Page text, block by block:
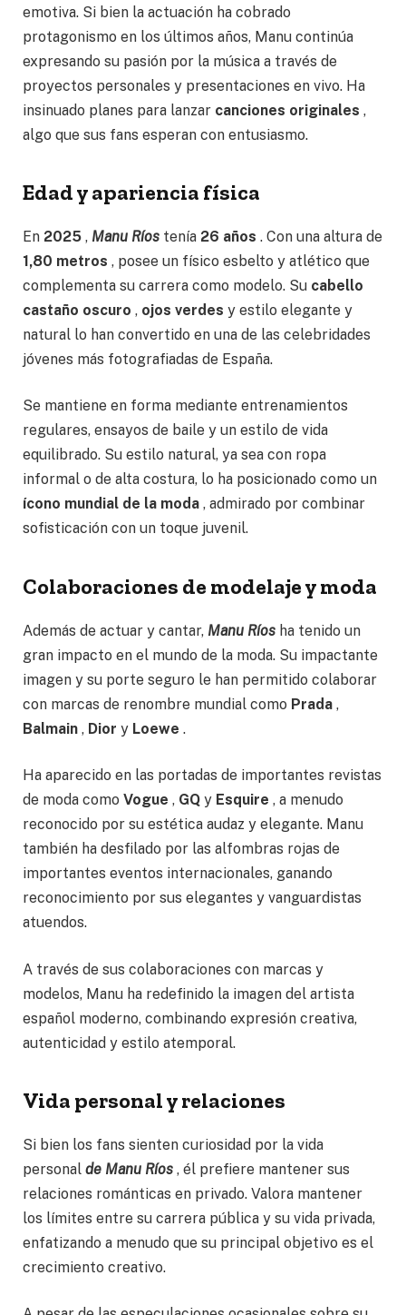
emotiva. Si bien la actuación ha cobrado
protagonismo en los últimos años, Manu continúa
expresando su pasión por la música a través de
proyectos personales y presentaciones en vivo. Ha
insinuado planes para lanzar canciones originales ,
algo que sus fans esperan con entusiasmo.
Edad y apariencia física
En 2025 , Manu Ríos tenía 26 años . Con una altura de
1,80 metros , posee un físico esbelto y atlético que
complementa su carrera como modelo. Su cabello
castaño oscuro , ojos verdes y estilo elegante y
natural lo han convertido en una de las celebridades
jóvenes más fotografiadas de España.
Se mantiene en forma mediante entrenamientos
regulares, ensayos de baile y un estilo de vida
equilibrado. Su estilo natural, ya sea con ropa
informal o de alta costura, lo ha posicionado como un
ícono mundial de la moda , admirado por combinar
sofisticación con un toque juvenil.
Colaboraciones de modelaje y moda
Además de actuar y cantar, Manu Ríos ha tenido un
gran impacto en el mundo de la moda. Su impactante
imagen y su porte seguro le han permitido colaborar
con marcas de renombre mundial como Prada ,
Balmain , Dior y Loewe .
Ha aparecido en las portadas de importantes revistas
de moda como Vogue , GQ y Esquire , a menudo
reconocido por su estética audaz y elegante. Manu
también ha desfilado por las alfombras rojas de
importantes eventos internacionales, ganando
reconocimiento por sus elegantes y vanguardistas
atuendos.
A través de sus colaboraciones con marcas y
modelos, Manu ha redefinido la imagen del artista
español moderno, combinando expresión creativa,
autenticidad y estilo atemporal.
Vida personal y relaciones
Si bien los fans sienten curiosidad por la vida
personal de Manu Ríos , él prefiere mantener sus
relaciones románticas en privado. Valora mantener
los límites entre su carrera pública y su vida privada,
enfatizando a menudo que su principal objetivo es el
crecimiento creativo.